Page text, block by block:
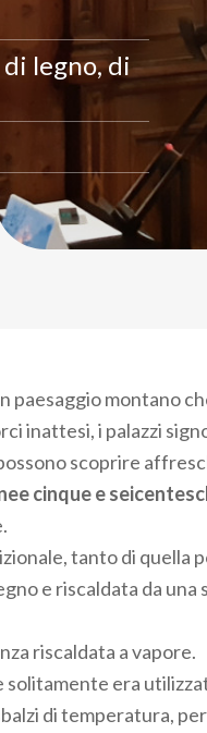
legno, di
paesaggio montano
inattesi, i palazzi
scoprire
cinque e
tanto di quella
e riscaldata da
riscaldata a vapore.
era
di temperatura,